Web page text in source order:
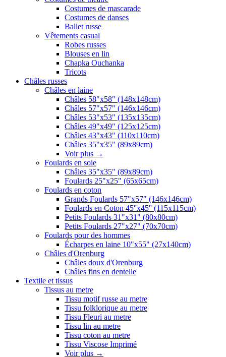
Costumes de mascarade
Costumes de danses
Ballet russe
Vêtements casual
Robes russes
Blouses en lin
Chapka Ouchanka
Tricots
Châles russes
Châles en laine
Châles 58"x58" (148x148cm)
Châles 57"x57" (146x146cm)
Châles 53"x53" (135x135cm)
Châles 49"x49" (125x125cm)
Châles 43"x43" (110x110cm)
Châles 35"x35" (89x89cm)
Voir plus →
Foulards en soie
Châles 35"x35" (89x89cm)
Foulards 25"x25" (65x65cm)
Foulards en coton
Grands Foulards 57"x57" (146x146cm)
Foulards en Coton 45''x45'' (115x115cm)
Petits Foulards 31"x31" (80x80cm)
Petits Foulards 27"x27" (70x70cm)
Foulards pour des hommes
Écharpes en laine 10"x55" (27x140cm)
Châles d'Orenburg
Châles doux d'Orenburg
Châles fins en dentelle
Textile et tissus
Tissus au metre
Tissu motif russe au metre
Tissu folklorique au metre
Tissu Fleuri au metre
Tissu lin au metre
Tissu coton au metre
Tissu Viscose Imprimé
Voir plus →